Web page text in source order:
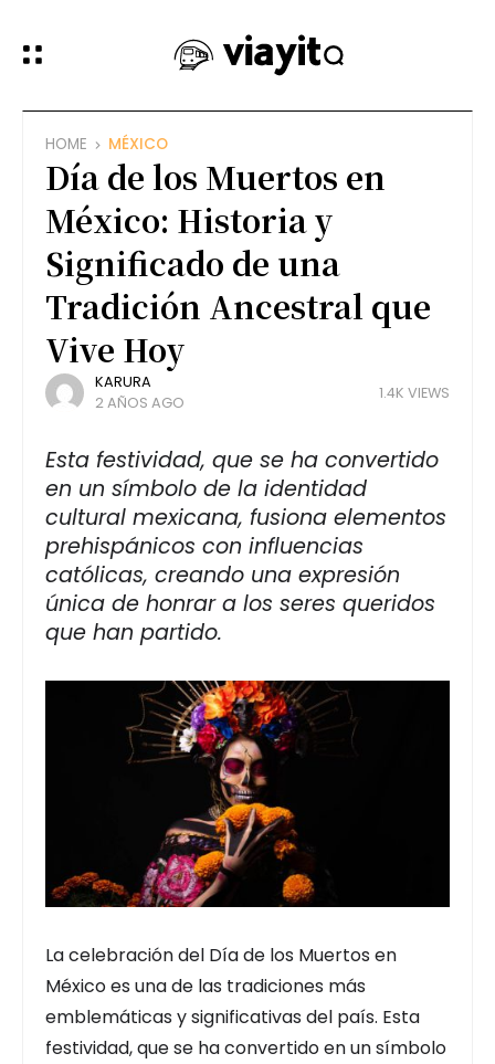
HOME MÉXICO
Día de los Muertos en
México: Historia y
Significado de una
Tradición Ancestral que
Vive Hoy
KARURA
2 AÑOS AGO
1.4K VIEWS
Esta festividad, que se ha convertido
en un símbolo de la identidad
cultural mexicana, fusiona elementos
prehispánicos con influencias
católicas, creando una expresión
única de honrar a los seres queridos
que han partido.
La celebración del Día de los Muertos en
México es una de las tradiciones más
emblemáticas y significativas del país. Esta
festividad, que se ha convertido en un símbolo